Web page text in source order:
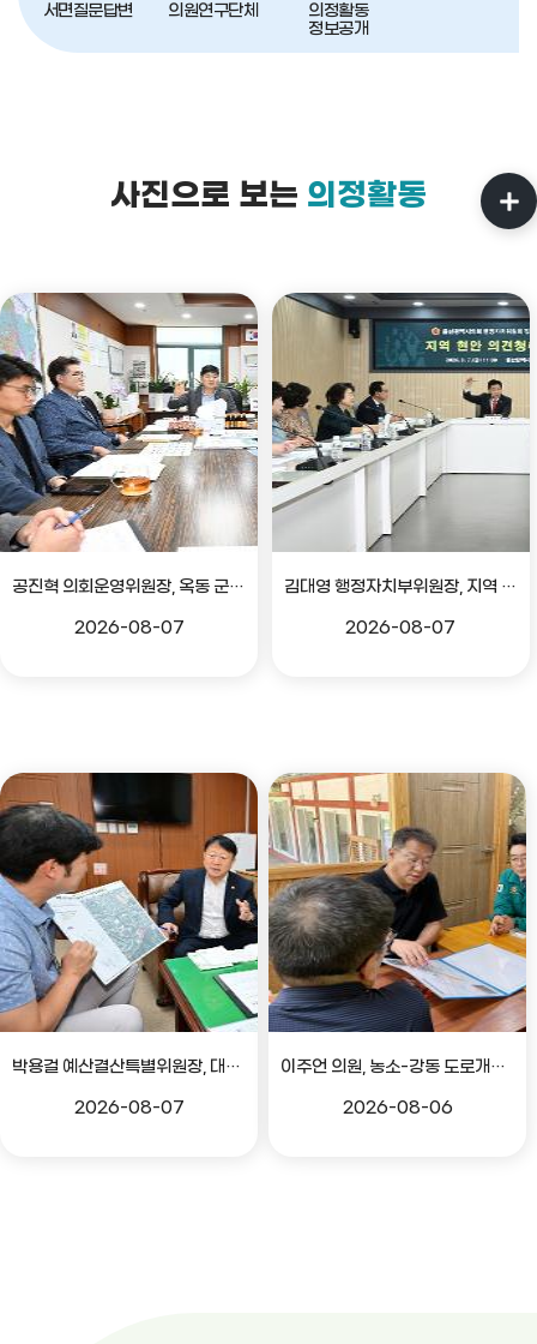
서면질문답변 의원연구단체
의정활동
정보공개
사진으로 보는 의정활동
공진혁 의회운영위원장, 옥동 군부대 이전지 양동마을 주민지원사업 점검
2026-08-07
김대영 행정자치부위원장, 지역 현안 의견 청취 간담회
2026-08-07
박용걸 예산결산특별위원장, 대공원로 확장공사 현안점검 간담회
2026-08-07
이주언 의원, 농소-강동 도로개설 민원 현장 점검
2026-08-06